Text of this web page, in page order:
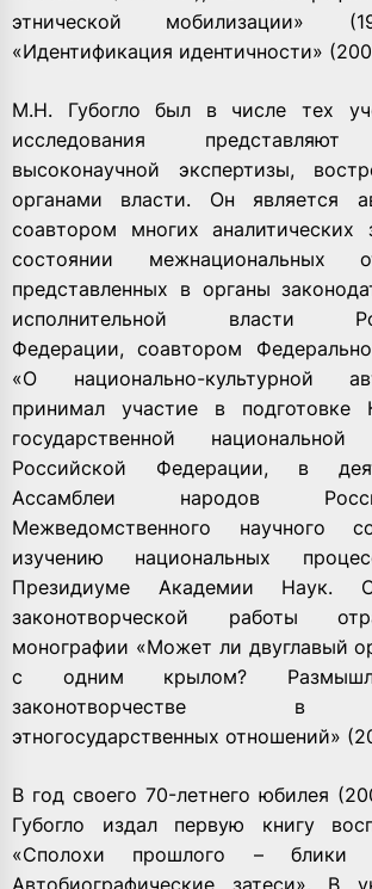
этнической мобилизации»
«Идентификация идентичности»
М.Н. Губогло был в числе тех
исследования
высоконаучной экспертизы,
органами власти. Он является
соавтором многих аналитических
состоянии межнациональных
представленных в органы
исполнительной власти
Федерации, соавтором
«О национально-культурной
принимал участие в подготовке
государственной национальной
Российской Федерации, в
Ассамблеи народов
Межведомственного научного
изучению национальных
Президиуме Академии Наук.
законотворческой работы
монографии «Может ли двуглавый
с одним крылом?
законотворчестве в
этногосударственных отношений»
В год своего 70-летнего юбилея
Губогло издал первую книгу
«Сполохи прошлого – блики